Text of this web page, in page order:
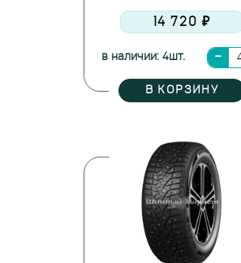
14 720 ₽
в наличии: 4шт.
В КОРЗИНУ